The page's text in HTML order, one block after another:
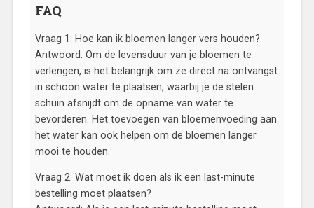
FAQ
Vraag 1: Hoe kan ik bloemen langer vers houden?
Antwoord: Om de levensduur van je bloemen te
verlengen, is het belangrijk om ze direct na ontvangst
in schoon water te plaatsen, waarbij je de stelen
schuin afsnijdt om de opname van water te
bevorderen. Het toevoegen van bloemenvoeding aan
het water kan ook helpen om de bloemen langer
mooi te houden.
Vraag 2: Wat moet ik doen als ik een last-minute
bestelling moet plaatsen?